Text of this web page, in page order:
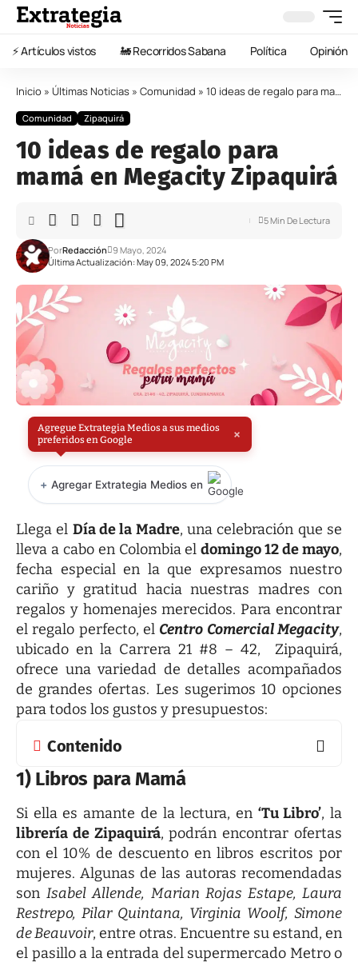
⚡️ Artículos vistos 🚂 Recorridos Sabana Política Opinión
Inicio » Últimas Noticias » Comunidad » 10 ideas de regalo para mamá en Megacity Zipaquirá
Comunidad Zipaquirá
10 ideas de regalo para
mamá en Megacity Zipaquirá
Última Actualización: May 09, 2024 5:20 PM
PorRedacción 9 Mayo, 2024
5 Min De Lectura
Agregue Extrategia Medios a sus medios
preferidos en Google
×
+ Agregar Extrategia Medios en
Llega el Día de la Madre, una celebración que se
lleva a cabo en Colombia eldomingo 12 de mayo,
fecha especial en la que expresamos nuestro
cariño y gratitud hacia nuestras madres con
regalos y homenajes merecidos. Para encontrar
el regalo perfecto, el Centro Comercial Megacity,
ubicado en la Carrera 21 #8 – 42, Zipaquirá,
ofrece una variedad de detalles acompañados
de grandes ofertas. Les sugerimos 10 opciones
para todos los gustos y presupuestos:
Contenido
1) Libros para Mamá
Si ella es amante de la lectura, en ‘Tu Libro’, la
librería de Zipaquirá, podrán encontrar ofertas
con el 10% de descuento en libros escritos por
mujeres. Algunas de las autoras recomendadas
sonIsabel Allende, Marian Rojas Estape, Laura
Restrepo, Pilar Quintana, Virginia Woolf, Simone
de Beauvoir, entre otras. Encuentre su estand, en
el pasillo a la entrada del supermercado Metro o